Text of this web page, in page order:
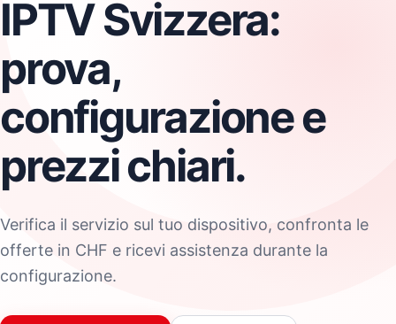
IPTV Svizzera:
prova,
configurazione e
prezzi chiari.
Verifica il servizio sul tuo dispositivo, confronta le
offerte in CHF e ricevi assistenza durante la
configurazione.